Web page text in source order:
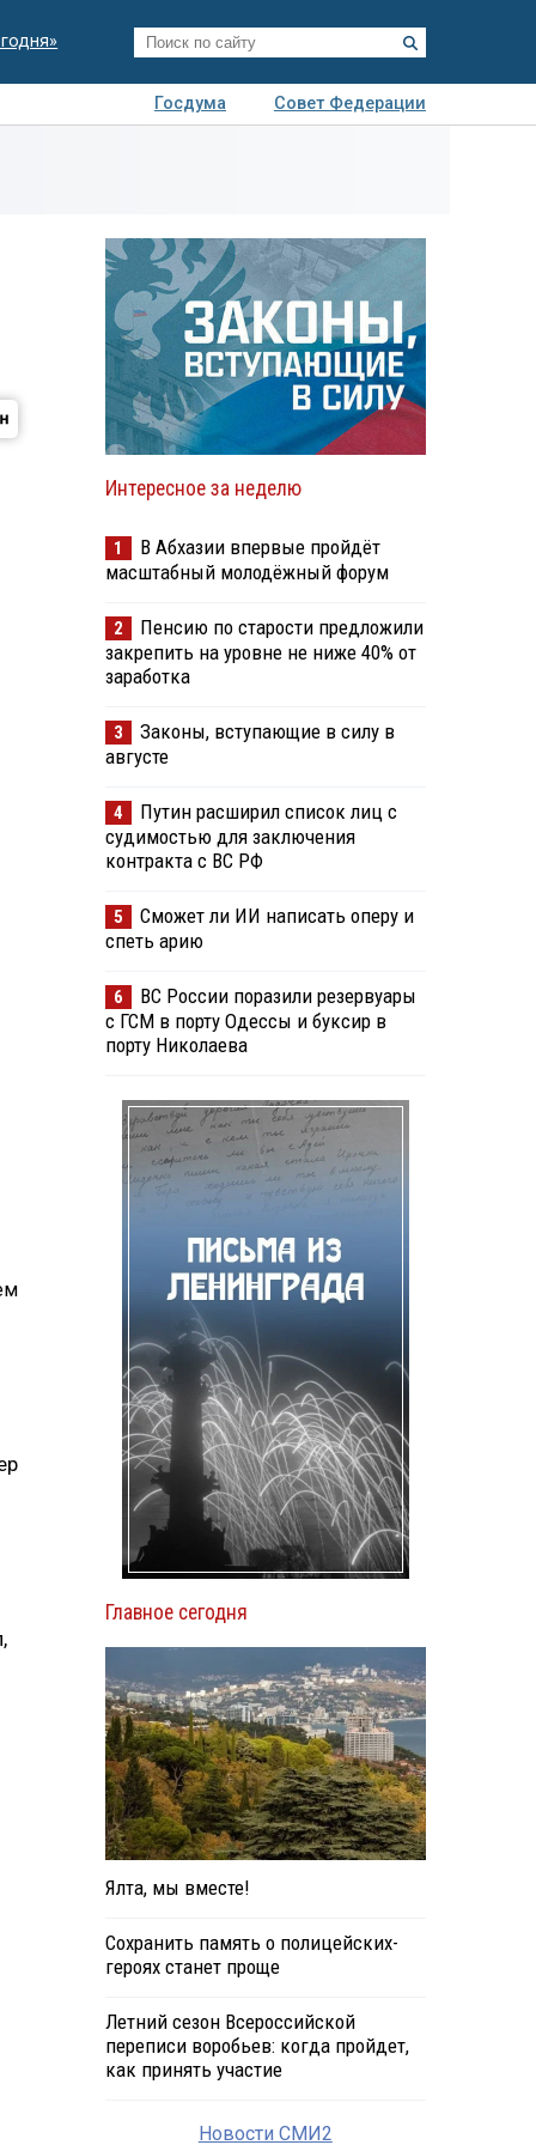
Госдума
Совет Федерации
Интересное за неделю
1
В Абхазии впервые пройдёт
масштабный молодёжный форум
2
Пенсию по старости предложили
закрепить на уровне не ниже 40% от
заработка
3
Законы, вступающие в силу в
августе
4
Путин расширил список лиц с
судимостью для заключения
контракта с ВС РФ
5
Сможет ли ИИ написать оперу и
спеть арию
6
ВС России поразили резервуары
с ГСМ в порту Одессы и буксир в
порту Николаева
Главное сегодня
Ялта, мы вместе!
Сохранить память о полицейских-
героях станет проще
Летний сезон Всероссийской
переписи воробьев: когда пройдет,
как принять участие
Новости СМИ2